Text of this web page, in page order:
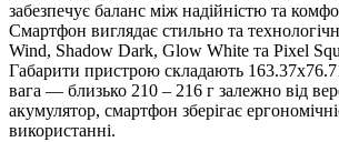
забезпечує баланс між надійністю та
Смартфон виглядає стильно та
Wind, Shadow Dark, Glow White та Pixel
Габарити пристрою складають
вага — близько 210 – 216 г залежно від
акумулятор, смартфон зберігає
використанні.